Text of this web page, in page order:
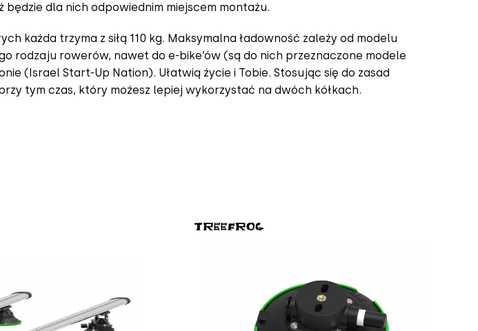
dla nich odpowiednim miejscem montażu.
każda trzyma z siłą 110 kg. Maksymalna ładowność zależy od modelu
rodzaju rowerów, nawet do e-bike’ów (są do nich przeznaczone modele
(Israel Start-Up Nation). Ułatwią życie i Tobie. Stosując się do zasad
tym czas, który możesz lepiej wykorzystać na dwóch kółkach.